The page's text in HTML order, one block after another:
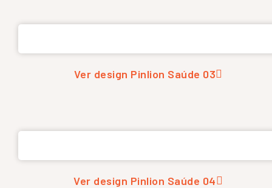
Ver design Pinlion Saúde 03
Ver design Pinlion Saúde 04